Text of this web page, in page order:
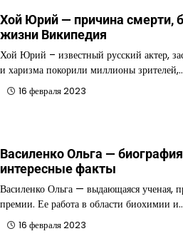
Хой Юрий — причина смерти,
жизни Википедия
Хой Юрий – известный русский актер,
и харизма покорили миллионы
16 февраля 2023
Василенко Ольга —
интересные факты
Василенко Ольга — выдающаяся ученая,
премии. Ее работа в области биохимии
16 февраля 2023